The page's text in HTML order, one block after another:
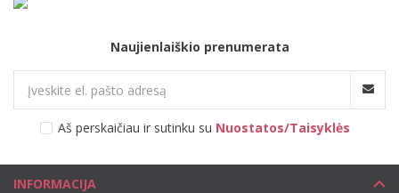
Naujienlaiškio prenumerata
Aš perskaičiau ir sutinku su Nuostatos/Taisyklės
INFORMACIJA